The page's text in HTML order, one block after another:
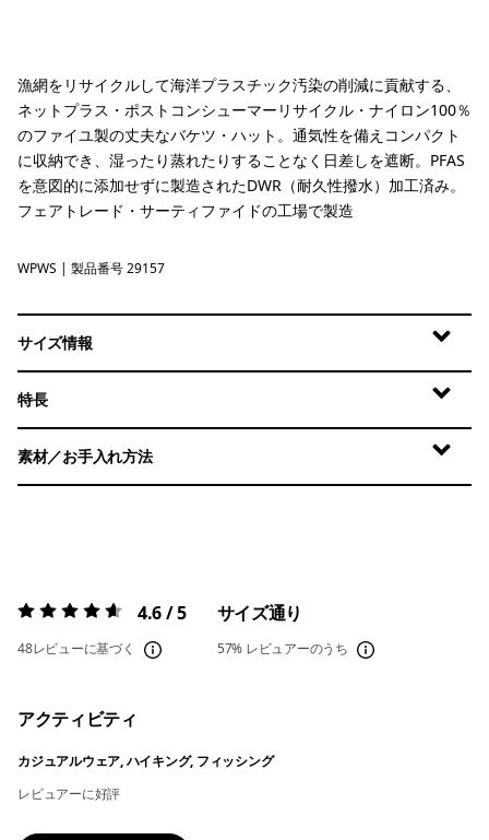
漁網をリサイクルして海洋プラスチック汚染の削減に貢献する、
ネットプラス・ポストコンシューマーリサイクル・ナイロン100％
のファイユ製の丈夫なバケツ・ハット。通気性を備えコンパクト
に収納でき、湿ったり蒸れたりすることなく日差しを遮断。PFAS
を意図的に添加せずに製造されたDWR（耐久性撥水）加工済み。
フェアトレード・サーティファイドの工場で製造
Water People Waveside: Weathered Stone
WPWS | 製品番号 29157
サイズ情報
特長
素材／お手入れ方法
評価:4.6 / 5 4.6 / 5
48レビューに基づく
サイズ通り
57% レビュアーのうち
アクティビティ
カジュアルウェア, ハイキング, フィッシング
レビュアーに好評